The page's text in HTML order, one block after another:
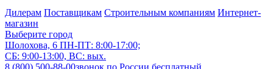
Дилерам Поставщикам Строительным компаниям Интернет-
магазин
Выберите город
Шолохова, 6 ПН-ПТ: 8:00-17:00;
СБ: 9:00-13:00, ВС: вых.
8 (800) 500-88-00звонок по России бесплатный